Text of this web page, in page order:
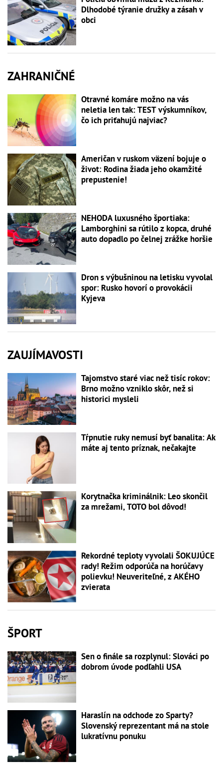
Dlhodobé týranie družky a zásah v
obci
ZAHRANIČNÉ
Otravné komáre možno na vás
neletia len tak: TEST výskumníkov,
čo ich priťahujú najviac?
Američan v ruskom väzení bojuje o
život: Rodina žiada jeho okamžité
prepustenie!
NEHODA luxusného športiaka:
Lamborghini sa rútilo z kopca, druhé
auto dopadlo po čelnej zrážke horšie
Dron s výbušninou na letisku vyvolal
spor: Rusko hovorí o provokácii
Kyjeva
ZAUJÍMAVOSTI
Tajomstvo staré viac než tisíc rokov:
Brno možno vzniklo skôr, než si
historici mysleli
Tŕpnutie ruky nemusí byť banalita: Ak
máte aj tento príznak, nečakajte
Korytnačka kriminálnik: Leo skončil
za mrežami, TOTO bol dôvod!
Rekordné teploty vyvolali ŠOKUJÚCE
rady! Režim odporúča na horúčavy
polievku! Neuveriteľné, z AKÉHO
zvierata
ŠPORT
Sen o finále sa rozplynul: Slováci po
dobrom úvode podľahli USA
Haraslín na odchode zo Sparty?
Slovenský reprezentant má na stole
lukratívnu ponuku